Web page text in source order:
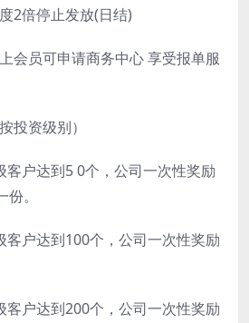
2倍停止发放(日结)
会员可申请商务中心 享受报单服
投资级别）
客户达到5 0个，公司一次性奖励
。
客户达到100个，公司一次性奖励
客户达到200个，公司一次性奖励